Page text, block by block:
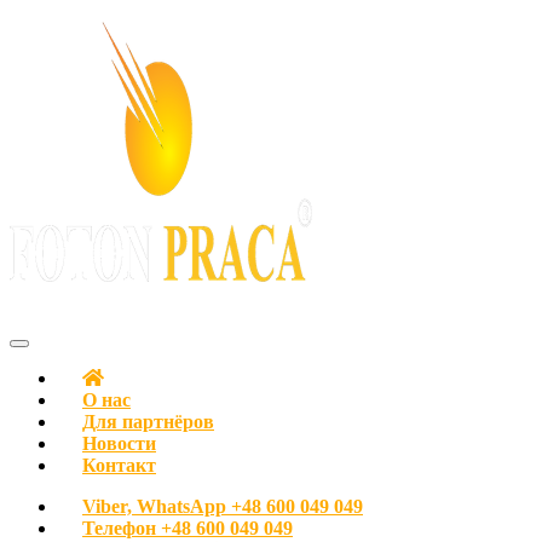
О нас
Для партнёров
Новости
Контакт
Viber, WhatsApp +48 600 049 049
Телефон +48 600 049 049